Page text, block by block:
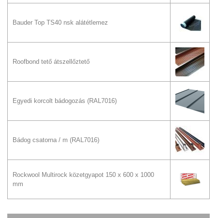
Bauder Top TS40 nsk alátétlemez
Roofbond tető átszellőztető
Egyedi korcolt bádogozás (RAL7016)
Bádog csatorna / m (RAL7016)
Rockwool Multirock közetgyapot 150 x 600 x 1000
mm